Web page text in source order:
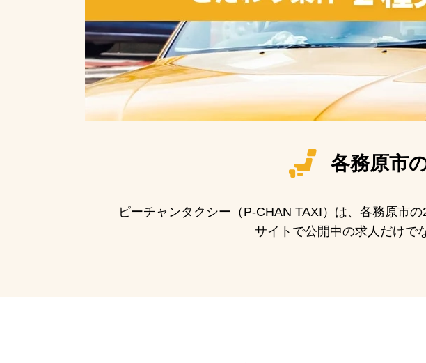
各務原市
ピーチャンタクシー（P-CHAN TAXI）は、各務原市
サイトで公開中の求人だけで